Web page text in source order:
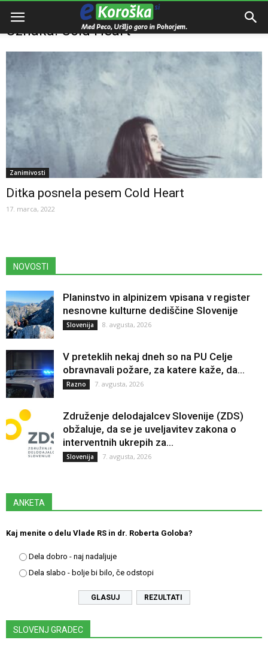
Domov Cold Heart
Oznaka: Cold Heart
Zanimivosti
Ditka posnela pesem Cold Heart
17. marca, 2022
NOVOSTI
Planinstvo in alpinizem vpisana v register
nesnovne kulturne dediščine Slovenije
Slovenija 8. avgusta, 2026
V preteklih nekaj dneh so na PU Celje
obravnavali požare, za katere kaže, da...
Razno 7. avgusta, 2026
Združenje delodajalcev Slovenije (ZDS)
obžaluje, da se je uveljavitev zakona o
interventnih ukrepih za...
Slovenija 7. avgusta, 2026
ANKETA
Kaj menite o delu Vlade RS in dr. Roberta Goloba?
Dela dobro - naj nadaljuje
Dela slabo - bolje bi bilo, če odstopi
REZULTATI
SLOVENJ GRADEC